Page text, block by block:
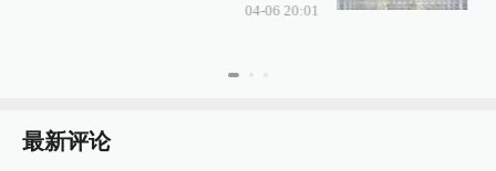
04-06 20:01
最新评论